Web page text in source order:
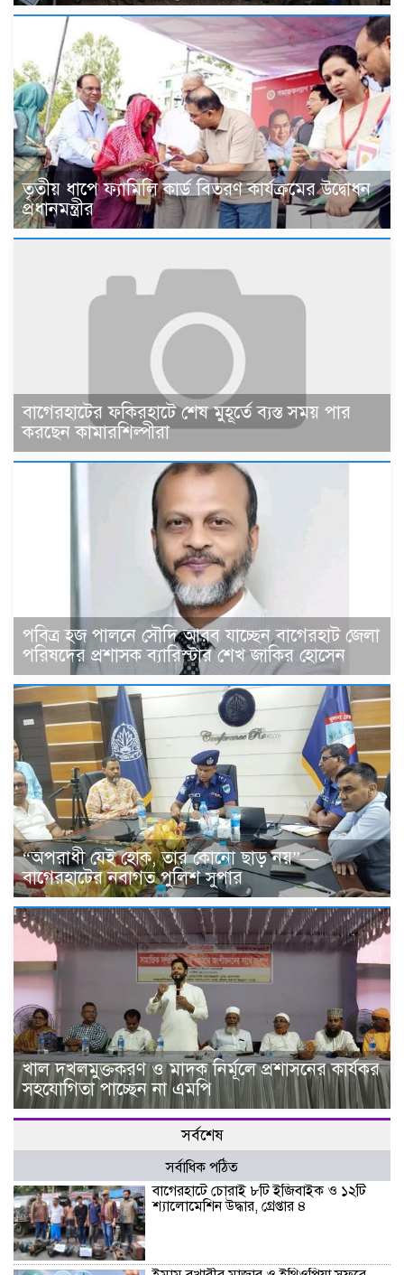
তৃতীয় ধাপে ফ্যামিলি কার্ড বিতরণ কার্যক্রমের উদ্বোধন
প্রধানমন্ত্রীর
বাগেরহাটের ফকিরহাটে শেষ মুহূর্তে ব্যস্ত সময় পার
করছেন কামারশিল্পীরা
পবিত্র হজ পালনে সৌদি আরব যাচ্ছেন বাগেরহাট জেলা
পরিষদের প্রশাসক ব্যারিস্টার শেখ জাকির হোসেন
“অপরাধী যেই হোক, তার কোনো ছাড় নয়”—
বাগেরহাটের নবাগত পুলিশ সুপার
খাল দখলমুক্তকরণ ও মাদক নির্মূলে প্রশাসনের কার্যকর
সহযোগিতা পাচ্ছেন না এমপি
সর্বশেষ
সর্বাধিক পঠিত
বাগেরহাটে চোরাই ৮টি ইজিবাইক ও ১২টি
শ্যালোমেশিন উদ্ধার, গ্রেপ্তার ৪